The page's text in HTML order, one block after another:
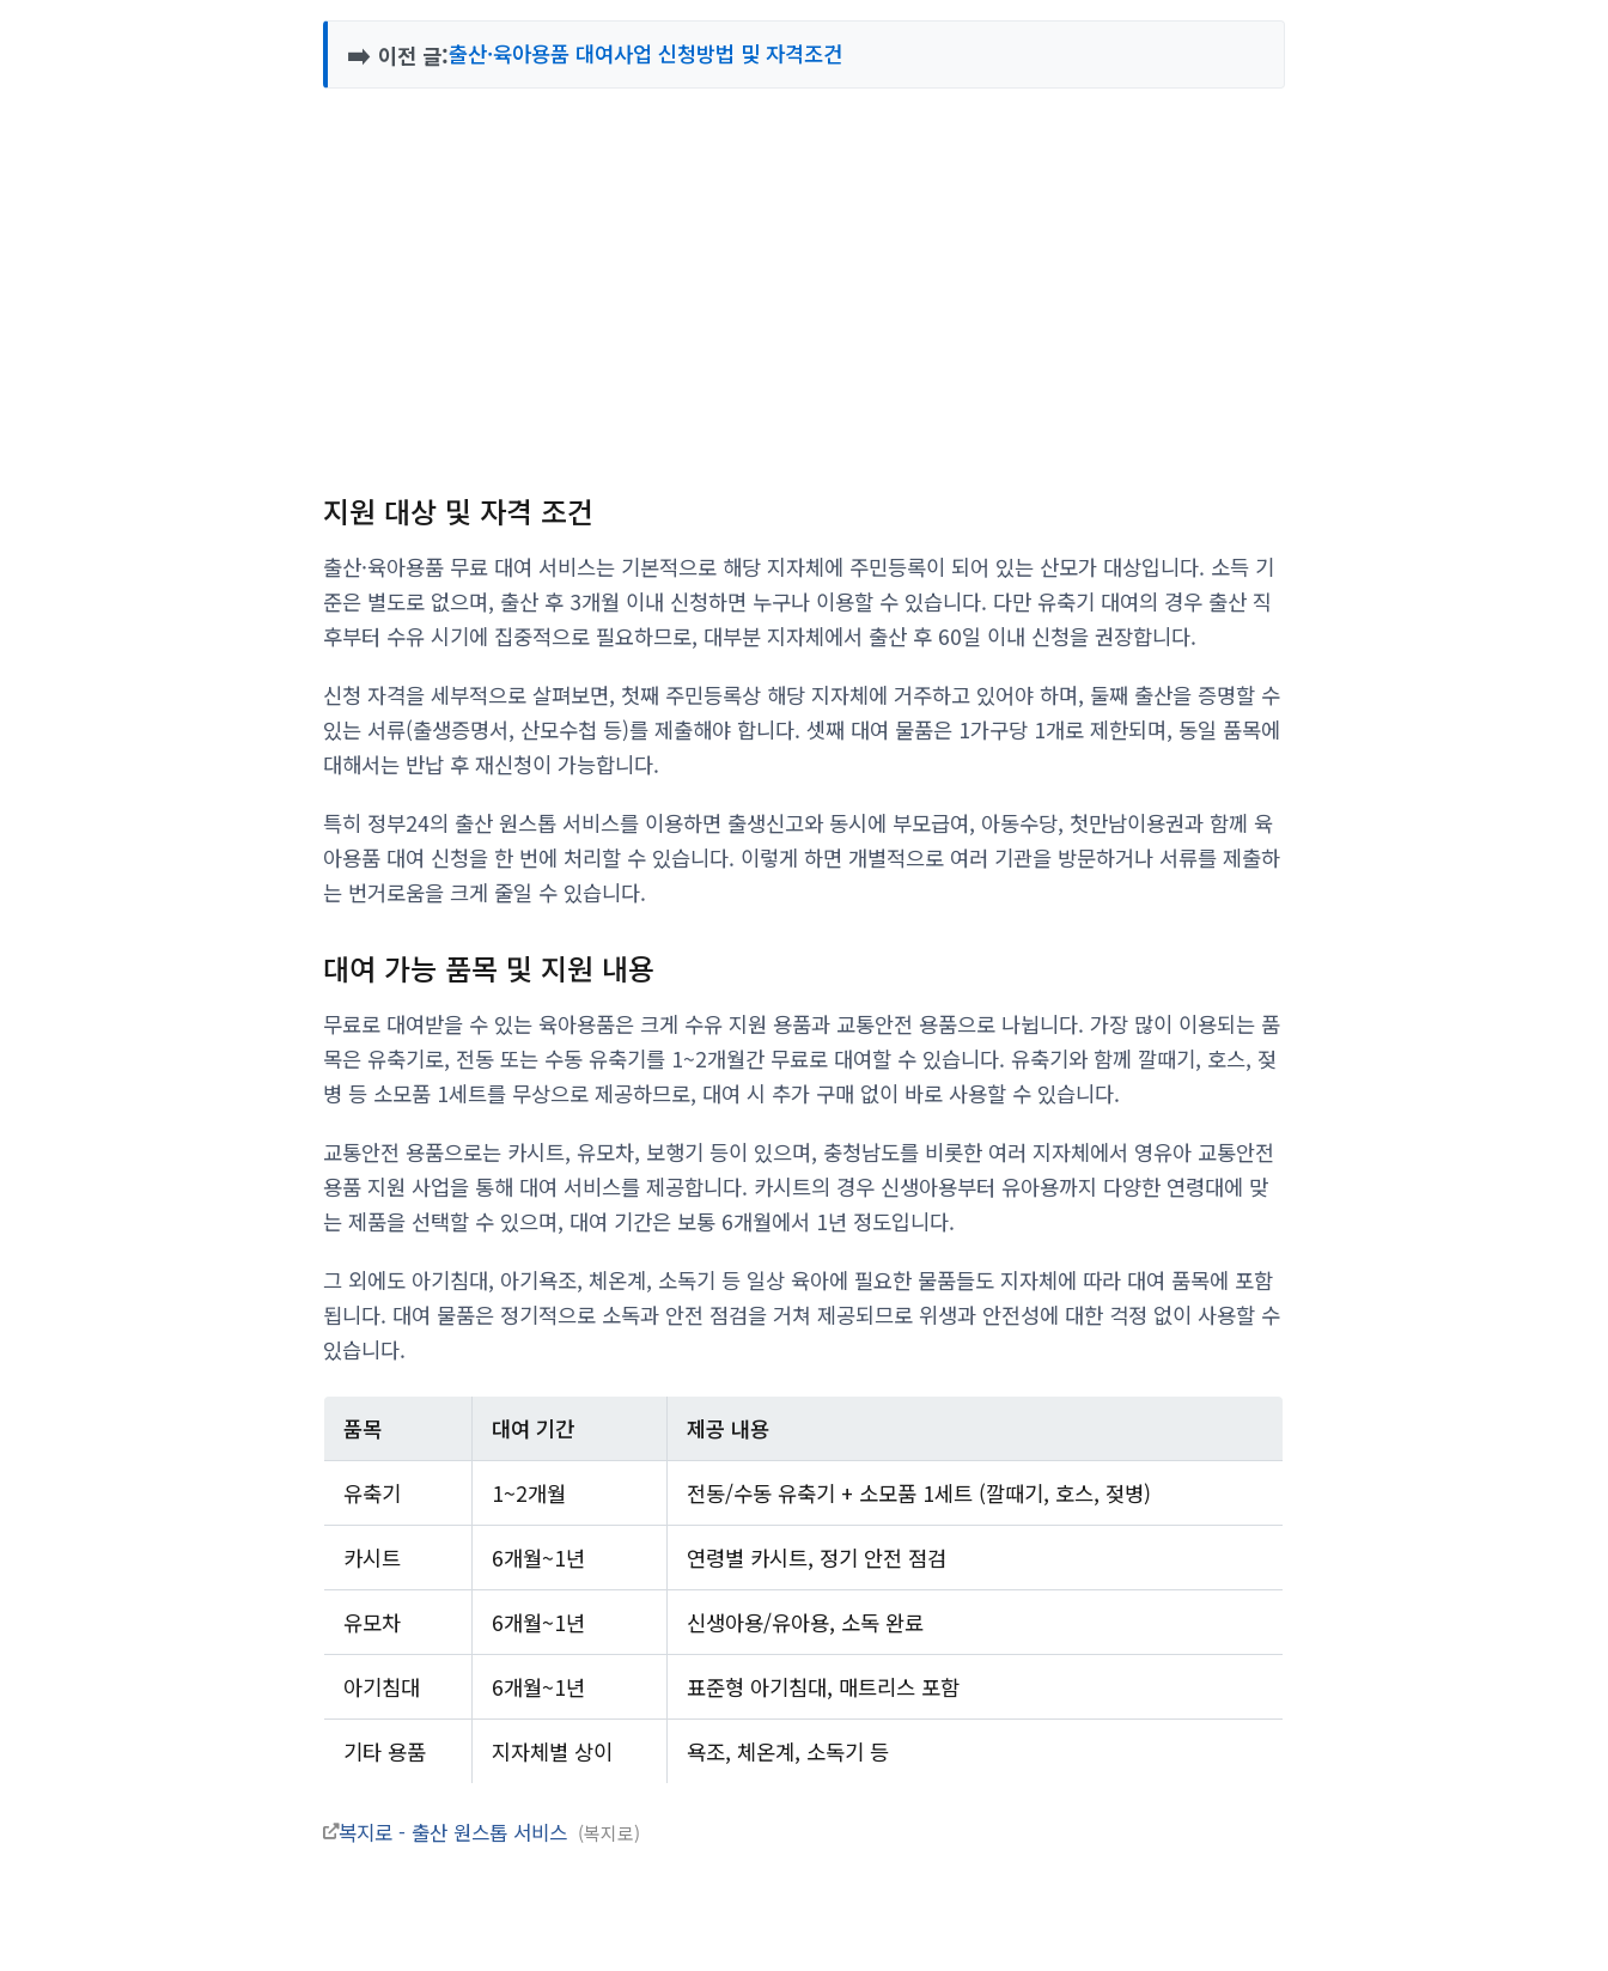
➡️ 이전 글:출산·육아용품 대여사업 신청방법 및 자격조건
지원 대상 및 자격 조건
출산·육아용품 무료 대여 서비스는 기본적으로 해당 지자체에 주민등록이 되어 있는 산모가 대상입니다. 소득 기
준은 별도로 없으며, 출산 후 3개월 이내 신청하면 누구나 이용할 수 있습니다. 다만 유축기 대여의 경우 출산 직
후부터 수유 시기에 집중적으로 필요하므로, 대부분 지자체에서 출산 후 60일 이내 신청을 권장합니다.
신청 자격을 세부적으로 살펴보면, 첫째 주민등록상 해당 지자체에 거주하고 있어야 하며, 둘째 출산을 증명할 수
있는 서류(출생증명서, 산모수첩 등)를 제출해야 합니다. 셋째 대여 물품은 1가구당 1개로 제한되며, 동일 품목에
대해서는 반납 후 재신청이 가능합니다.
특히 정부24의 출산 원스톱 서비스를 이용하면 출생신고와 동시에 부모급여, 아동수당, 첫만남이용권과 함께 육
아용품 대여 신청을 한 번에 처리할 수 있습니다. 이렇게 하면 개별적으로 여러 기관을 방문하거나 서류를 제출하
는 번거로움을 크게 줄일 수 있습니다.
대여 가능 품목 및 지원 내용
무료로 대여받을 수 있는 육아용품은 크게 수유 지원 용품과 교통안전 용품으로 나뉩니다. 가장 많이 이용되는 품
목은 유축기로, 전동 또는 수동 유축기를 1~2개월간 무료로 대여할 수 있습니다. 유축기와 함께 깔때기, 호스, 젖
병 등 소모품 1세트를 무상으로 제공하므로, 대여 시 추가 구매 없이 바로 사용할 수 있습니다.
교통안전 용품으로는 카시트, 유모차, 보행기 등이 있으며, 충청남도를 비롯한 여러 지자체에서 영유아 교통안전
용품 지원 사업을 통해 대여 서비스를 제공합니다. 카시트의 경우 신생아용부터 유아용까지 다양한 연령대에 맞
는 제품을 선택할 수 있으며, 대여 기간은 보통 6개월에서 1년 정도입니다.
그 외에도 아기침대, 아기욕조, 체온계, 소독기 등 일상 육아에 필요한 물품들도 지자체에 따라 대여 품목에 포함
됩니다. 대여 물품은 정기적으로 소독과 안전 점검을 거쳐 제공되므로 위생과 안전성에 대한 걱정 없이 사용할 수
있습니다.
품목 대여 기간 제공 내용
유축기 1~2개월 전동/수동 유축기 + 소모품 1세트 (깔때기, 호스, 젖병)
카시트 6개월~1년 연령별 카시트, 정기 안전 점검
유모차 6개월~1년 신생아용/유아용, 소독 완료
아기침대 6개월~1년 표준형 아기침대, 매트리스 포함
기타 용품 지자체별 상이 욕조, 체온계, 소독기 등
복지로 - 출산 원스톱 서비스 복지로